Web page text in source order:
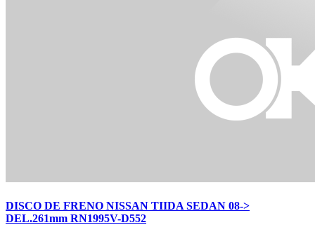
DISCO DE FRENO NISSAN TIIDA SEDAN 08->
DEL.261mm RN1995V-D552